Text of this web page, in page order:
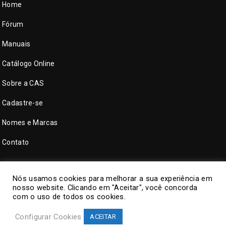
Home
Fórum
Manuais
Catálogo Online
Sobre a CAS
Cadastre-se
Nomes e Marcas
Contato
CAS Tecnologia. Todos direitos reservados.
Nós usamos cookies para melhorar a sua experiência em
nosso website. Clicando em "Aceitar", você concorda
com o uso de todos os cookies.
Configurar Cookies ACEITAR